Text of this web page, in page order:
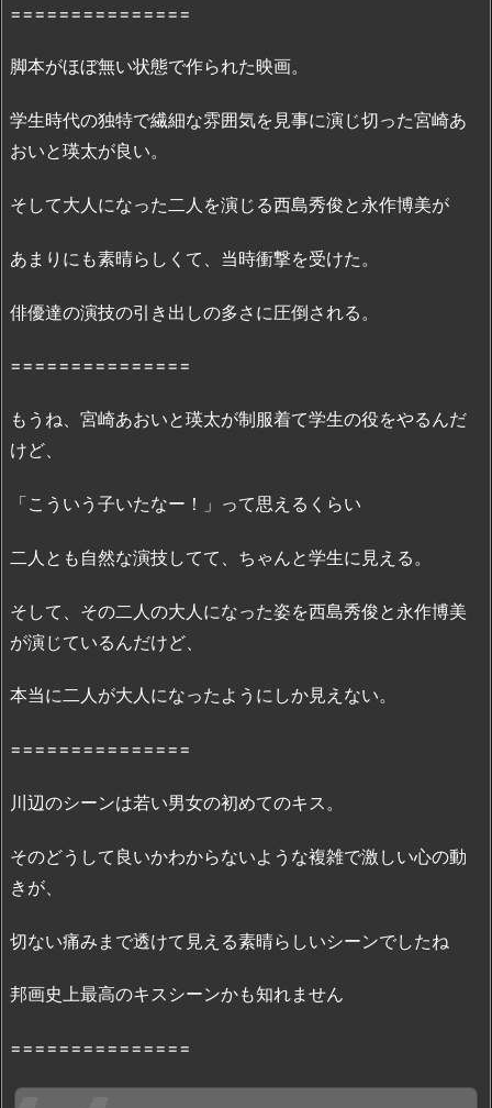
無
料
ル
画
最
短・
法
で
聴
る
法
サ
や
で
き
を
===============
脚本がほぼ無い状態で作られた映画。
学生時代の独特で繊細な雰囲気を見事に演じ切った宮崎あ
おいと瑛太が良い。
そして大人になった二人を演じる西島秀俊と永作博美が
あまりにも素晴らしくて、当時衝撃を受けた。
俳優達の演技の引き出しの多さに圧倒される。
===============
もうね、宮崎あおいと瑛太が制服着て学生の役をやるんだ
けど、
「こういう子いたなー！」って思えるくらい
二人とも自然な演技してて、ちゃんと学生に見える。
そして、その二人の大人になった姿を西島秀俊と永作博美
が演じているんだけど、
本当に二人が大人になったようにしか見えない。
===============
川辺のシーンは若い男女の初めてのキス。
そのどうして良いかわからないような複雑で激しい心の動
きが、
切ない痛みまで透けて見える素晴らしいシーンでしたね
邦画史上最高のキスシーンかも知れません
===============